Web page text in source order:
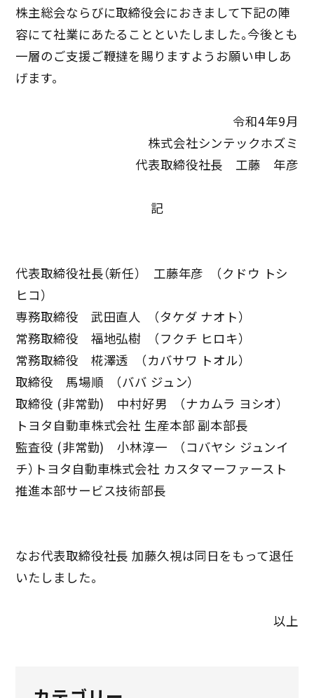
株主総会ならびに取締役会におきまして下記の陣
容にて社業にあたることといたしました。今後とも
一層のご支援ご鞭撻を賜りますようお願い申しあ
げます。
令和4年9月
株式会社シンテックホズミ
代表取締役社長 工藤 年彦
記
代表取締役社長（新任） 工藤年彦 （クドウ トシ
ヒコ）
専務取締役 武田直人 （タケダ ナオト）
常務取締役 福地弘樹 （フクチ ヒロキ）
常務取締役 椛澤透 （カバサワ トオル）
取締役 馬場順 （ババ ジュン）
取締役 (非常勤) 中村好男 （ナカムラ ヨシオ）
トヨタ自動車株式会社 生産本部 副本部長
監査役 (非常勤) 小林淳一 （コバヤシ ジュンイ
チ）トヨタ自動車株式会社 カスタマーファースト
推進本部サービス技術部長
なお代表取締役社長 加藤久視は同日をもって退任
いたしました。
以上